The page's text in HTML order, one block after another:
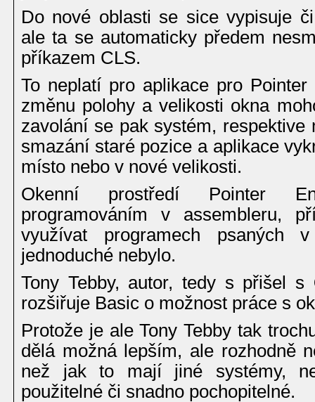
Do nové oblasti se sice vypisuje
ale ta se automaticky předem
příkazem CLS.
To neplatí pro aplikace pro
změnu polohy a velikosti okna
zavolání se pak systém, respektive
smazání staré pozice a aplikace
místo nebo v nové velikosti.
Okenní prostředí Pointer
programováním v assembleru,
využívat programech
jednoduché nebylo.
Tony Tebby, autor, tedy s přišel s
rozšiřuje Basic o možnost práce s
Protože je ale Tony Tebby tak
dělá možná lepším, ale rozhodně
než jak to mají jiné systémy,
použitelné či snadno pochopitelné.